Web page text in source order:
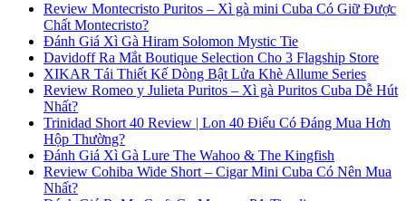
Review Montecristo Puritos – Xì gà mini Cuba Có Giữ Được
Chất Montecristo?
Đánh Giá Xì Gà Hiram Solomon Mystic Tie
Davidoff Ra Mắt Boutique Selection Cho 3 Flagship Store
XIKAR Tái Thiết Kế Dòng Bật Lửa Khè Allume Series
Review Romeo y Julieta Puritos – Xì gà Puritos Cuba Dễ Hút
Nhất?
Trinidad Short 40 Review | Lon 40 Điếu Có Đáng Mua Hơn
Hộp Thường?
Đánh Giá Xì Gà Lure The Wahoo & The Kingfish
Review Cohiba Wide Short – Cigar Mini Cuba Có Nên Mua
Nhất?